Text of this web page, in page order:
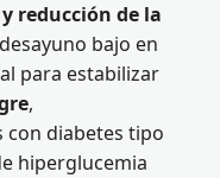
reducción de la
bajo en
para estabilizar
,
diabetes tipo
hiperglucemia